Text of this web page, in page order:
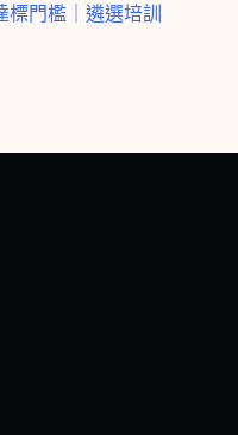
門檻｜遴選培訓